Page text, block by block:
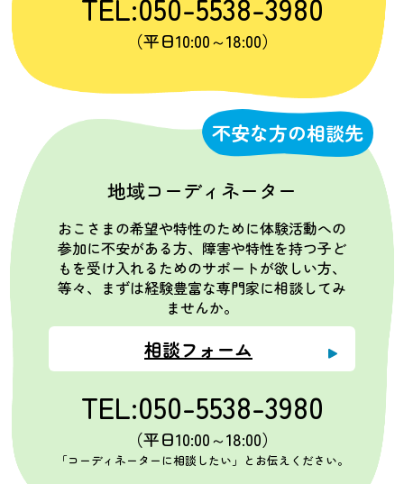
（平日10:00～18:00）
不安な方の相談先
地域コーディネーター
おこさまの希望や特性のために体験活動への
参加に不安がある方、障害や特性を持つ子ど
もを受け入れるためのサポートが欲しい方、
等々、まずは経験豊富な専門家に相談してみ
ませんか。
相談フォーム
TEL:050-5538-3980
（平日10:00～18:00）
「コーディネーターに相談したい」とお伝えください。